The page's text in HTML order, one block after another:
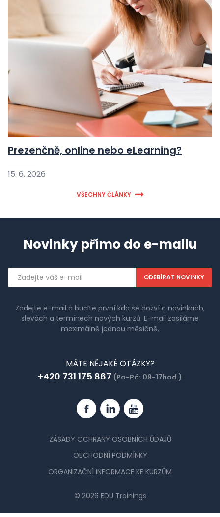
Prezenčně, online nebo eLearning?
15. 6. 2026
VŠECHNY ČLÁNKY
Novinky přímo do e-mailu
Emailová
adresa
Zadejte e-mail a buďte první kdo se dozví o novinkách,
slevách a termínech nových kurzů. E-mail zasíláme
maximálně jednou měsíčně.
MÁTE NĚJAKÉ OTÁZKY?
+420 731 175 867 (Po-Pá: 09-17hod.)
FacebookLinkedinYouTube
ZÁSADY OCHRANY OSOBNÍCH ÚDAJŮ
OBCHODNÍ PODMÍNKY
ORGANIZAČNÍ INFORMACE KE KURZŮM
© 2026 EDU Trainings